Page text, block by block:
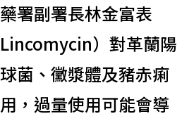
署副署長林金富表
）對革蘭陽
菌、黴漿體及豬赤痢
，過量使用可能會導